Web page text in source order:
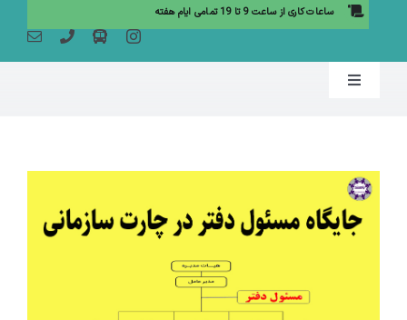
ساعات کاری از ساعت 9 تا 19 تمامی ایام هفته
Toggle
محصولات و بسته های آموزشیVIP